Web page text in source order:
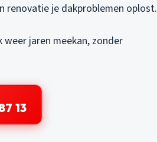
renovatie je dakproblemen oplost.
jaren meekan, zonder
13